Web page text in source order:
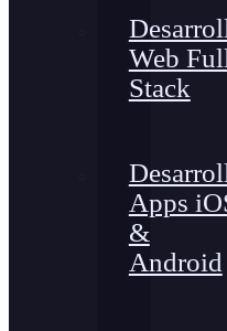
Web
Stack
Apps
&
Android